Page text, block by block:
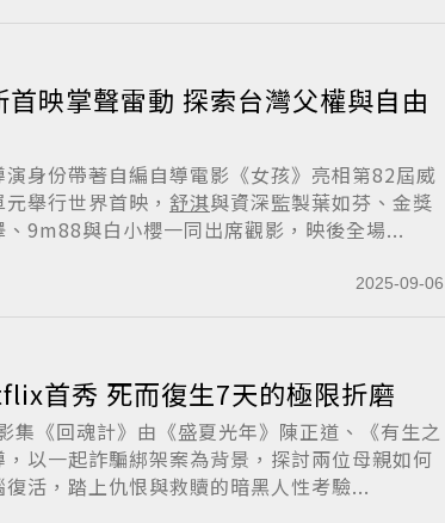
首映掌聲雷動 探索台灣父權與自由
演身份帶著自編自導電影《女孩》亮相第82屆威
舉行世界首映， 舒淇與資深監製葉如芬、金獎
9m88與白小櫻一同出席觀影，映後全場...
2025-09-06
Netflix首秀 死而復生7天的極限折磨
《回魂計》由《盛夏光年》陳正道、《有生之
以一起詐騙綁架案為背景，探討兩位母親如何
活，踏上仇恨與救贖的暗黑人性考驗...